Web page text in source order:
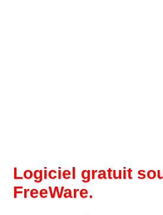
Logiciel gratuit
FreeWare.